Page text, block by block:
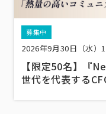
募集中
2026年9月30日（水）
【限定50名】『
世代を代表する